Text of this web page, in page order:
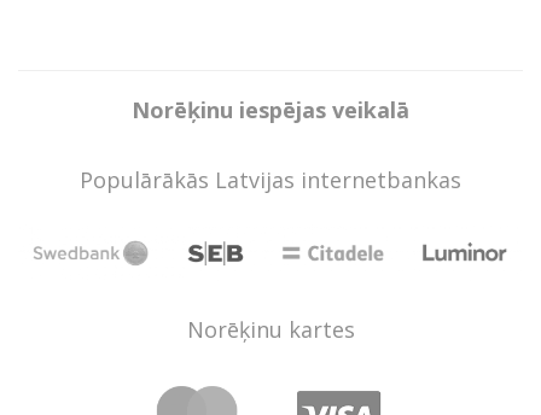
Norēķinu iespējas veikalā
Populārākās Latvijas internetbankas
Norēķinu kartes